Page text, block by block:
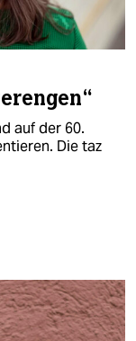
auf der 60.
Die taz